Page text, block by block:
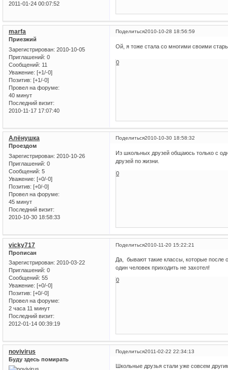
2011-01-24 00:07:52
Поделиться2010-10-28 18:56:59
marfa
Приезжий
Зарегистрирован: 2010-10-05
Приглашений: 0
Сообщений: 11
Уважение: [+1/-0]
Позитив: [+1/-0]
Провел на форуме:
40 минут
Последний визит:
2010-11-17 17:07:40
Ой, я тоже стала со многими своими
0
Поделиться2010-10-30 18:58:32
Алёнушка
Проездом
Зарегистрирован: 2010-10-26
Приглашений: 0
Сообщений: 5
Уважение: [+0/-0]
Позитив: [+0/-0]
Провел на форуме:
45 минут
Последний визит:
2010-10-30 18:58:33
Из школьных друзей общаюсь только с
друзей по жизни.
0
Поделиться2010-11-20 15:22:21
vicky717
Прописан
Зарегистрирован: 2010-03-22
Приглашений: 0
Сообщений: 55
Уважение: [+0/-0]
Позитив: [+0/-0]
Провел на форуме:
2 часа 11 минут
Последний визит:
2012-01-14 00:39:19
Да, бывают такие классы, которые после
один человек приходить не захотел!
0
Поделиться2011-02-22 22:34:13
novivirus
Буду здесь помирать
Школьные друзья стали уже совсем